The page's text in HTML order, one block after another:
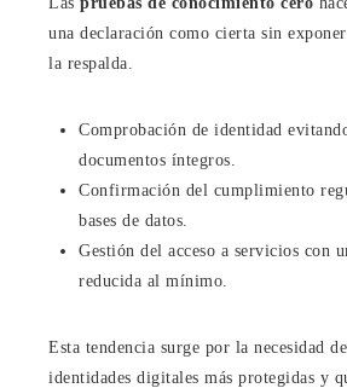
una declaración como cierta sin
la respalda.
Comprobación de identidad
documentos íntegros.
Confirmación del cumplimiento
bases de datos.
Gestión del acceso a servicios con
reducida al mínimo.
Esta tendencia surge por la necesidad
identidades digitales más protegidas y